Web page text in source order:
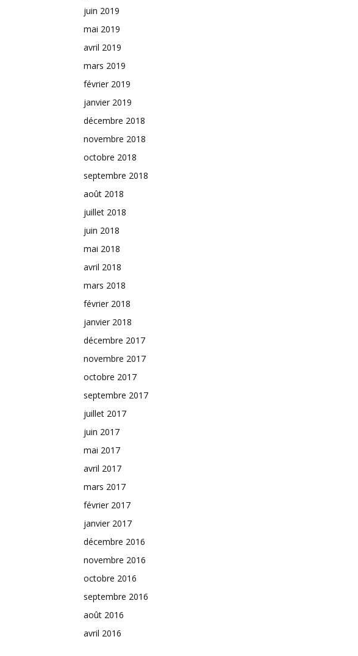
juin 2019
mai 2019
avril 2019
mars 2019
février 2019
janvier 2019
décembre 2018
novembre 2018
octobre 2018
septembre 2018
août 2018
juillet 2018
juin 2018
mai 2018
avril 2018
mars 2018
février 2018
janvier 2018
décembre 2017
novembre 2017
octobre 2017
septembre 2017
juillet 2017
juin 2017
mai 2017
avril 2017
mars 2017
février 2017
janvier 2017
décembre 2016
novembre 2016
octobre 2016
septembre 2016
août 2016
avril 2016